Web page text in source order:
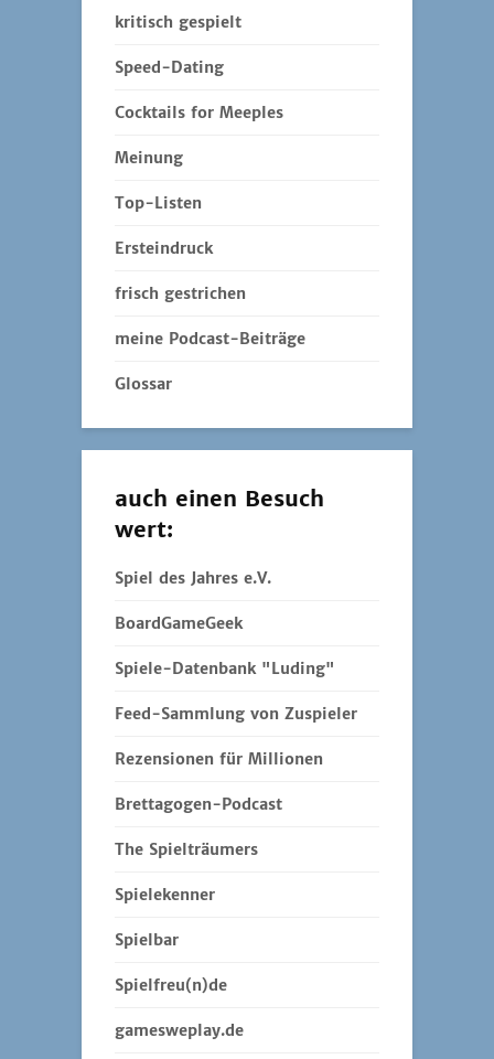
kritisch gespielt
Speed-Dating
Cocktails for Meeples
Meinung
Top-Listen
Ersteindruck
frisch gestrichen
meine Podcast-Beiträge
Glossar
auch einen Besuch
wert:
Spiel des Jahres e.V.
BoardGameGeek
Spiele-Datenbank "Luding"
Feed-Sammlung von Zuspieler
Rezensionen für Millionen
Brettagogen-Podcast
The Spielträumers
Spielekenner
Spielbar
Spielfreu(n)de
gamesweplay.de